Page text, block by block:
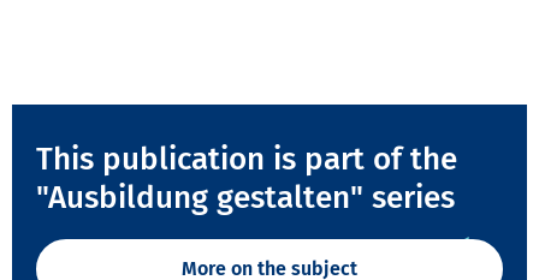
This publication is part of the
"Ausbildung gestalten" series
More on the subject